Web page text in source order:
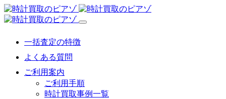
一括査定の特徴
よくある質問
ご利用案内
ご利用手順
時計買取事例一覧